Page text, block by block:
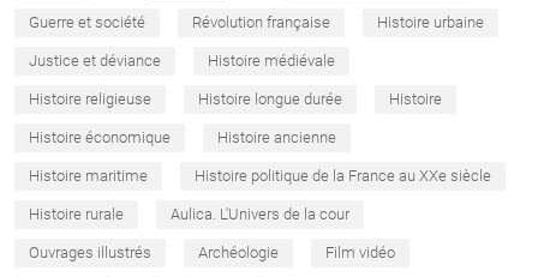
Guerre et société Révolution française Histoire urbaine
Justice et déviance Histoire médiévale
Histoire religieuse Histoire longue durée Histoire
Histoire économique Histoire ancienne
Histoire maritime Histoire politique de la France au XXe siècle
Histoire rurale Aulica. L'Univers de la cour
Ouvrages illustrés Archéologie Film vidéo